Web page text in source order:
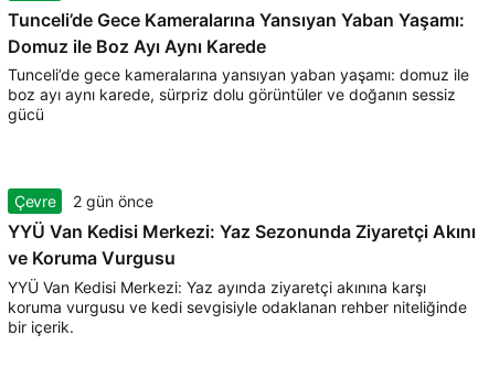
Tunceli’de Gece Kameralarına Yansıyan Yaban Yaşamı:
Domuz ile Boz Ayı Aynı Karede
Tunceli’de gece kameralarına yansıyan yaban yaşamı: domuz ile
boz ayı aynı karede, sürpriz dolu görüntüler ve doğanın sessiz
gücü
Çevre 2 gün önce
YYÜ Van Kedisi Merkezi: Yaz Sezonunda Ziyaretçi Akını
ve Koruma Vurgusu
YYÜ Van Kedisi Merkezi: Yaz ayında ziyaretçi akınına karşı
koruma vurgusu ve kedi sevgisiyle odaklanan rehber niteliğinde
bir içerik.